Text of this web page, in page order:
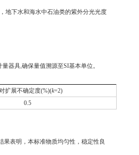
地下水和海水中石油类的紫外分光光度
器具,确保量值溯源至SI基本单位。
扩展不确定度(%)(k=2)
0.5
果表明，本标准物质均匀性，稳定性良